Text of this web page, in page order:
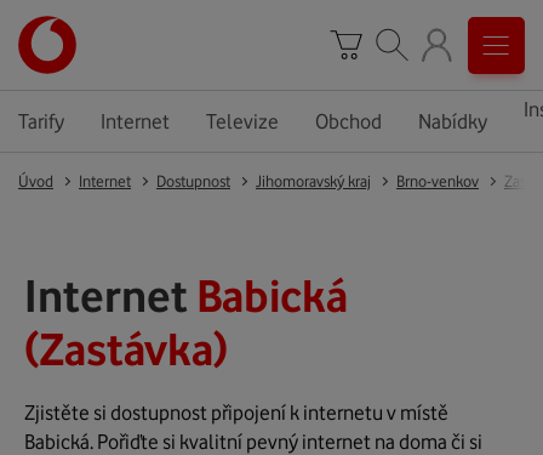
Tarify Internet Televize Obchod Nabídky
Úvod Internet Dostupnost Jihomoravský kraj Brno-venkov
Internet Babická
(Zastávka)
Zjistěte si dostupnost připojení k internetu v místě
Babická. Pořiďte si kvalitní pevný internet na doma či si